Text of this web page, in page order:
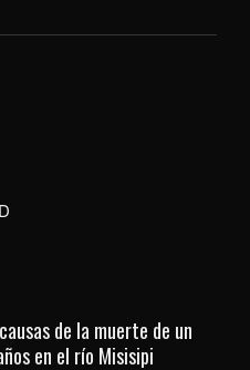
de la muerte de un
en el río Misisipi